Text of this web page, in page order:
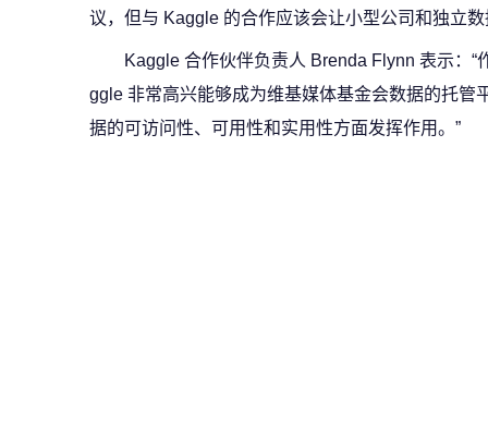
议，但与 Kaggle 的合作应该会让小型公司和独立
Kaggle 合作伙伴负责人 Brenda Flynn 表示：
ggle 非常高兴能够成为维基媒体基金会数据的托管
据的可访问性、可用性和实用性方面发挥作用。”